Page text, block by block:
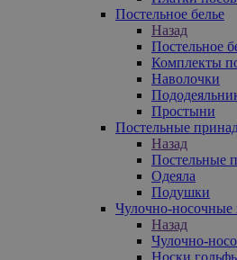
Постельное белье
Назад
Постельное
Комплекты
Наволочки
Простыни
Постельные
Назад
Постельные
Одеяла
Подушки
Чулочно-носочные
Назад
Чулочно-